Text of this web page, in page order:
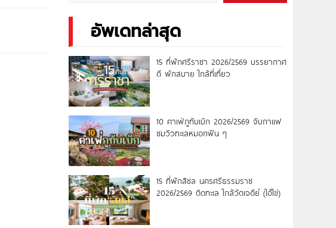
อัพเดทล่าสุด
15 ที่พักศรีราชา 2026/2569 บรรยากาศ
ดี พักสบาย ใกล้ที่เที่ยว
10 คาเฟ่ภูทับเบิก 2026/2569 จิบกาแฟ
ชมวิวทะเลหมอกฟิน ๆ
15 ที่พักสิชล นครศรีธรรมราช
2026/2569 ติดทะเล ใกล้วัดเจดีย์ (ไอ้ไข่)